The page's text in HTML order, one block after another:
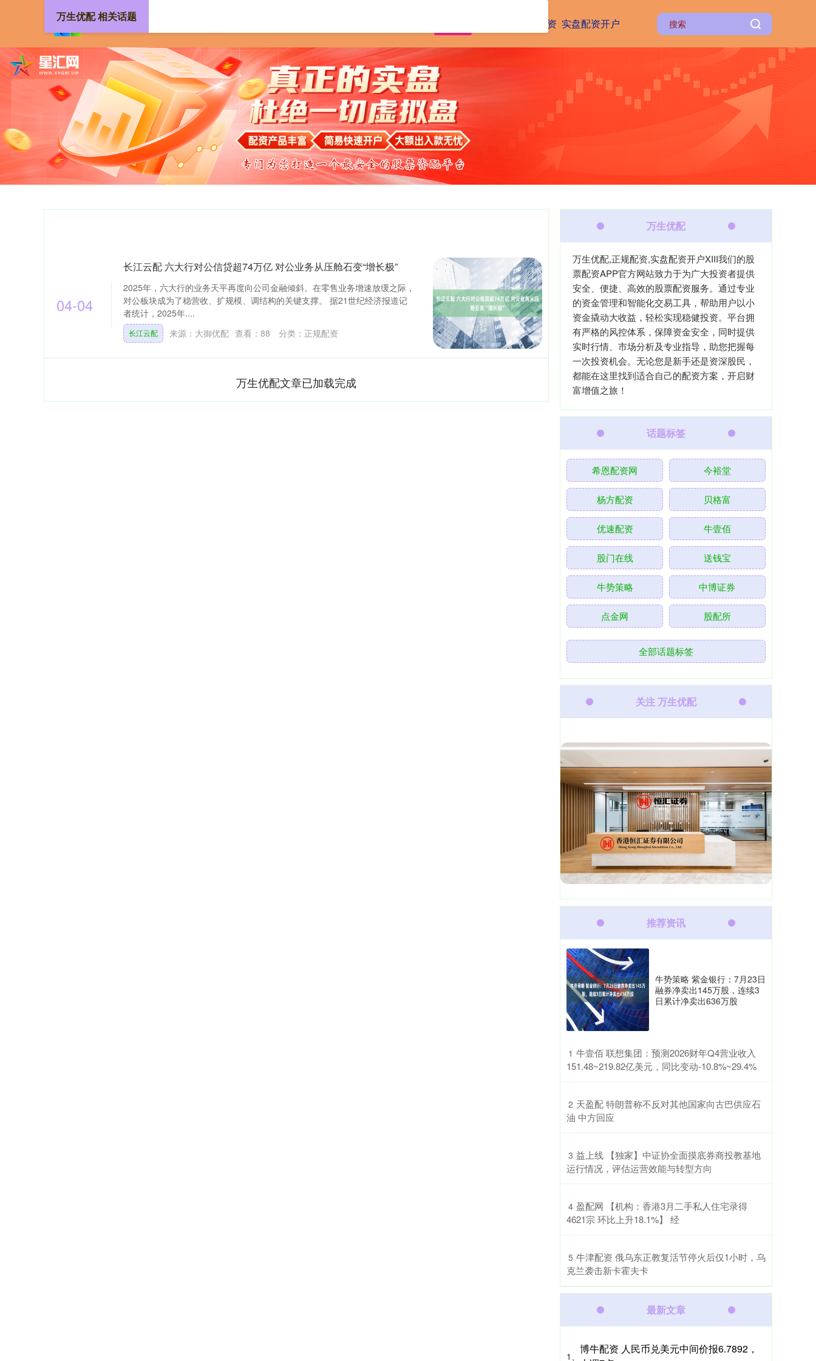
正规配资 实盘配资开户
万生优配 相关话题
04-04
长江云配 六大行对公信贷超74万亿 对公业务从压舱石变“增长极”
2025年，六大行的业务天平再度向公司金融倾斜。在零售业务增速放缓之际，
对公板块成为了稳营收、扩规模、调结构的关键支撑。 据21世纪经济报道记
者统计，2025年....
长江云配 来源：大御优配 查看： 88 分类： 正规配资
万生优配文章已加载完成
万生优配
万生优配,正规配资,实盘配资开户XIII‌我们的股
票配资APP官方网站致力于为广大投资者提供
安全、便捷、高效的股票配资服务。通过专业
的资金管理和智能化交易工具，帮助用户以小
资金撬动大收益，轻松实现稳健投资。平台拥
有严格的风控体系，保障资金安全，同时提供
实时行情、市场分析及专业指导，助您把握每
一次投资机会。无论您是新手还是资深股民，
都能在这里找到适合自己的配资方案，开启财
富增值之旅！
话题标签
希恩配资网 今裕堂
杨方配资 贝格富
优速配资 牛壹佰
股门在线 送钱宝
牛势策略 中博证券
点金网 股配所
全部话题标签
关注 万生优配
推荐资讯
牛势策略 紫金银行：7月23日
融券净卖出145万股，连续3
日累计净卖出636万股
1 ​牛壹佰 联想集团：预测2026财年Q4营业收入
151.48~219.82亿美元，同比变动-10.8%~29.4%
2 ​天盈配 特朗普称不反对其他国家向古巴供应石
油 中方回应
3 ​益上线 【独家】中证协全面摸底券商投教基地
运行情况，评估运营效能与转型方向
4 ​盈配网 【机构：香港3月二手私人住宅录得
4621宗 环比上升18.1%】 经
5 ​牛津配资 俄乌东正教复活节停火后仅1小时，乌
克兰袭击新卡霍夫卡
最新文章
1、
博牛配资 人民币兑美元中间价报6.7892，